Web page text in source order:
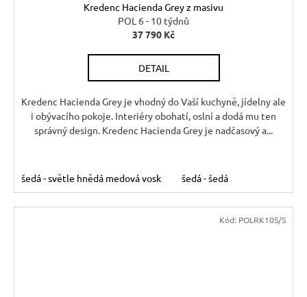
Kredenc Hacienda Grey z masivu
POL 6 - 10 týdnů
37 790 Kč
DETAIL
Kredenc Hacienda Grey je vhodný do Vaší kuchyně, jídelny ale
i obývacího pokoje. Interiéry obohatí, oslní a dodá mu ten
správný design. Kredenc Hacienda Grey je nadčasový a...
šedá - světle hnědá medová vosk šedá - šedá
Kód: POLRK10S/S